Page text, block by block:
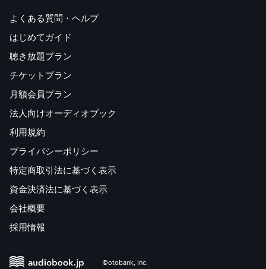
よくある質問・ヘルプ
はじめてガイド
聴き放題プラン
チケットプラン
月額会員プラン
法人向けオーディオブック
利用規約
プライバシーポリシー
特定商取引法に基づく表示
資金決済法に基づく表示
会社概要
採用情報
©otobank, Inc.